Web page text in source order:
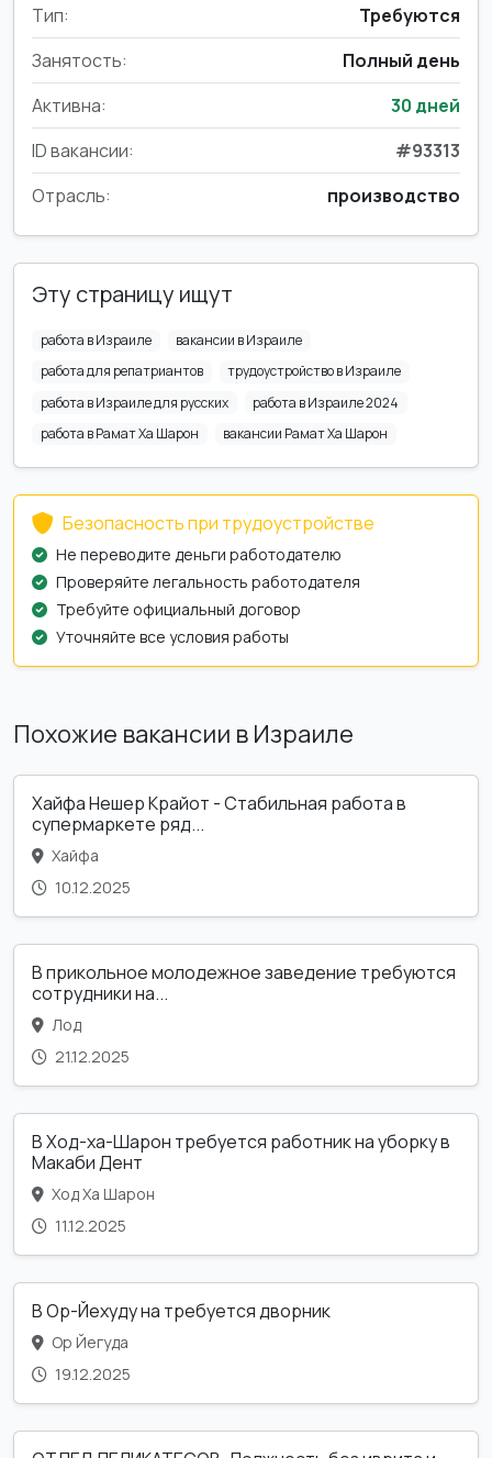
Тип:
Требуются
Занятость:
Полный день
Активна:
30 дней
ID вакансии:
#93313
Отрасль:
производство
Эту страницу ищут
работа в Израиле
вакансии в Израиле
работа для репатриантов
трудоустройство в Израиле
работа в Израиле для русских
работа в Израиле 2024
работа в Рамат Ха Шарон
вакансии Рамат Ха Шарон
Безопасность при трудоустройстве
Не переводите деньги работодателю
Проверяйте легальность работодателя
Требуйте официальный договор
Уточняйте все условия работы
Похожие вакансии в Израиле
Хайфа Нешер Крайот - Стабильная работа в
супермаркете ряд...
Хайфа
10.12.2025
В прикольное молодежное заведение требуются
сотрудники на...
Лод
21.12.2025
В Ход-ха-Шарон требуется работник на уборку в
Макаби Дент
Ход Ха Шарон
11.12.2025
В Ор-Йехуду на требуется дворник
Ор Йегуда
19.12.2025